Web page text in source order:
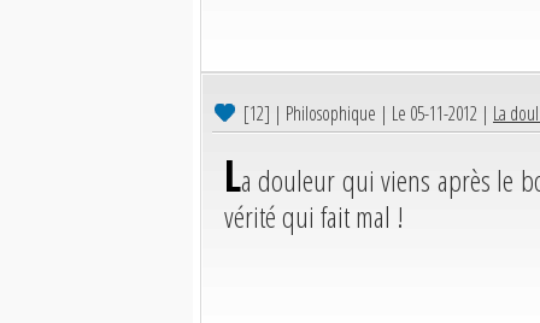
[12] | Philosophique | Le 05-11-2012 | La
La douleur qui viens après le
vérité qui fait mal !